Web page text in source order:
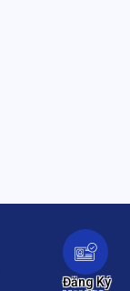
Đăng Ký